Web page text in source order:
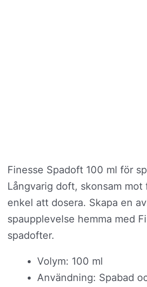
Finesse Spadoft 100 ml för
Långvarig doft, skonsam mot
enkel att dosera. Skapa en
spaupplevelse hemma med
spadofter.
Volym: 100 ml
Användning: Spabad